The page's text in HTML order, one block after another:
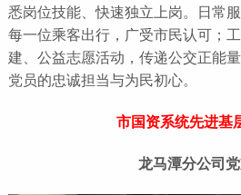
悉岗位技能、快速独立上岗。日常
每一位乘客出行，广受市民认可；
建、公益志愿活动，传递公交正能
党员的忠诚担当与为民初心。
市国资系统先进基
龙马潭分公司